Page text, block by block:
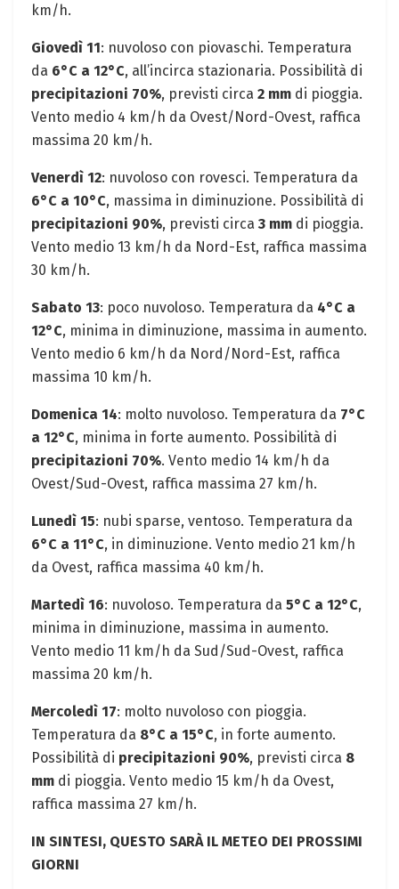
km/h.
Giovedì 11: nuvoloso con piovaschi. Temperatura
da 6°C a 12°C, all’incirca stazionaria. Possibilità di
precipitazioni 70%, previsti circa 2 mm di pioggia.
Vento medio 4 km/h da Ovest/Nord-Ovest, raffica
massima 20 km/h.
Venerdì 12: nuvoloso con rovesci. Temperatura da
6°C a 10°C, massima in diminuzione. Possibilità di
precipitazioni 90%, previsti circa 3 mm di pioggia.
Vento medio 13 km/h da Nord-Est, raffica massima
30 km/h.
Sabato 13: poco nuvoloso. Temperatura da 4°C a
12°C, minima in diminuzione, massima in aumento.
Vento medio 6 km/h da Nord/Nord-Est, raffica
massima 10 km/h.
Domenica 14: molto nuvoloso. Temperatura da 7°C
a 12°C, minima in forte aumento. Possibilità di
precipitazioni 70%. Vento medio 14 km/h da
Ovest/Sud-Ovest, raffica massima 27 km/h.
Lunedì 15: nubi sparse, ventoso. Temperatura da
6°C a 11°C, in diminuzione. Vento medio 21 km/h
da Ovest, raffica massima 40 km/h.
Martedì 16: nuvoloso. Temperatura da 5°C a 12°C,
minima in diminuzione, massima in aumento.
Vento medio 11 km/h da Sud/Sud-Ovest, raffica
massima 20 km/h.
Mercoledì 17: molto nuvoloso con pioggia.
Temperatura da 8°C a 15°C, in forte aumento.
Possibilità di precipitazioni 90%, previsti circa 8
mm di pioggia. Vento medio 15 km/h da Ovest,
raffica massima 27 km/h.
IN SINTESI, QUESTO SARÀ IL METEO DEI PROSSIMI
GIORNI